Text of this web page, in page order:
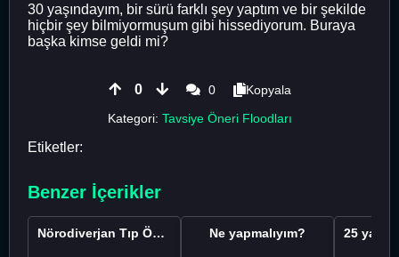
30 yaşındayım, bir sürü farklı şey yaptım ve bir şekilde
hiçbir şey bilmiyormuşum gibi hissediyorum. Buraya
başka kimse geldi mi?
0 0
Kopyala
Kategori: Tavsiye Öneri Floodları
Etiketler:
Benzer İçerikler
Nörodiverjan Tıp Öğrencisi Yeni Bir Yol Arıyor Ne yapmalıyım?